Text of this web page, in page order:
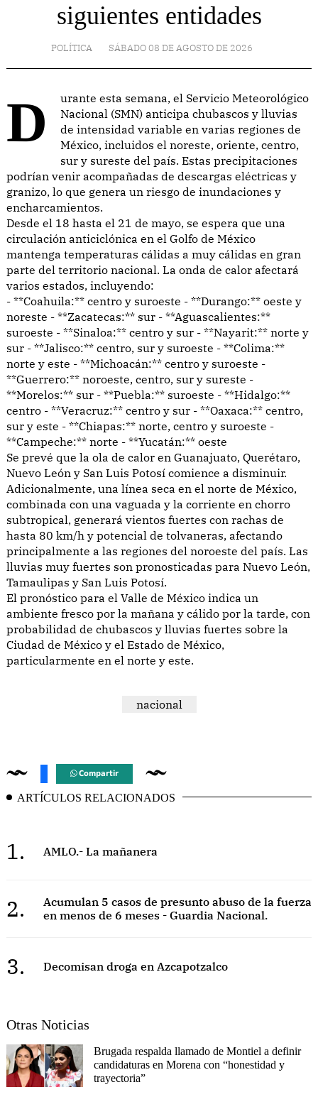
siguientes entidades
POLÍTICA SÁBADO 08 DE AGOSTO DE 2026
Durante esta semana, el Servicio Meteorológico
Nacional (SMN) anticipa chubascos y lluvias
de intensidad variable en varias regiones de
México, incluidos el noreste, oriente, centro,
sur y sureste del país. Estas precipitaciones
podrían venir acompañadas de descargas eléctricas y
granizo, lo que genera un riesgo de inundaciones y
encharcamientos.
Desde el 18 hasta el 21 de mayo, se espera que una
circulación anticiclónica en el Golfo de México
mantenga temperaturas cálidas a muy cálidas en gran
parte del territorio nacional. La onda de calor afectará
varios estados, incluyendo:
- **Coahuila:** centro y suroeste - **Durango:** oeste y
noreste - **Zacatecas:** sur - **Aguascalientes:**
suroeste - **Sinaloa:** centro y sur - **Nayarit:** norte y
sur - **Jalisco:** centro, sur y suroeste - **Colima:**
norte y este - **Michoacán:** centro y suroeste -
**Guerrero:** noroeste, centro, sur y sureste -
**Morelos:** sur - **Puebla:** suroeste - **Hidalgo:**
centro - **Veracruz:** centro y sur - **Oaxaca:** centro,
sur y este - **Chiapas:** norte, centro y suroeste -
**Campeche:** norte - **Yucatán:** oeste
Se prevé que la ola de calor en Guanajuato, Querétaro,
Nuevo León y San Luis Potosí comience a disminuir.
Adicionalmente, una línea seca en el norte de México,
combinada con una vaguada y la corriente en chorro
subtropical, generará vientos fuertes con rachas de
hasta 80 km/h y potencial de tolvaneras, afectando
principalmente a las regiones del noroeste del país. Las
lluvias muy fuertes son pronosticadas para Nuevo León,
Tamaulipas y San Luis Potosí.
El pronóstico para el Valle de México indica un
ambiente fresco por la mañana y cálido por la tarde, con
probabilidad de chubascos y lluvias fuertes sobre la
Ciudad de México y el Estado de México,
particularmente en el norte y este.
nacional
Compartir
ARTÍCULOS RELACIONADOS
1. AMLO.- La mañanera
2.
Acumulan 5 casos de presunto abuso de la fuerza
en menos de 6 meses - Guardia Nacional.
3. Decomisan droga en Azcapotzalco
Otras Noticias
Brugada respalda llamado de Montiel a definir
candidaturas en Morena con “honestidad y
trayectoria”